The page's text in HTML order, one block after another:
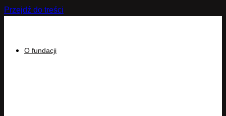
Przejdź do treści
O fundacji